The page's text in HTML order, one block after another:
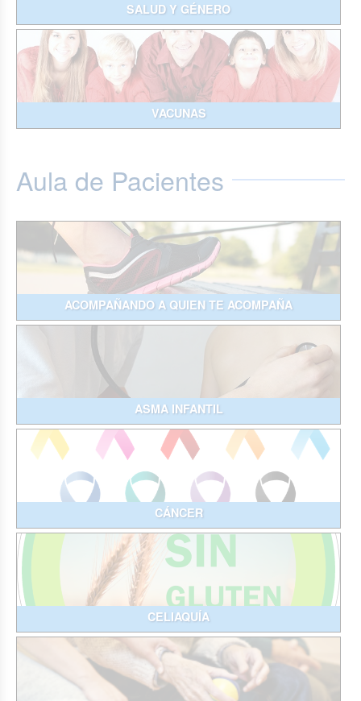
SALUD Y GÉNERO
VACUNAS
Aula de Pacientes
ACOMPAÑANDO A QUIEN TE ACOMPAÑA
ASMA INFANTIL
CÁNCER
CELIAQUÍA